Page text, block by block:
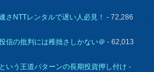
さNTTレンタルで遅い人必見！- 72,286
信の批判には稚拙さしかない＠- 62,013
いう王道パターンの長期投資押し付け-